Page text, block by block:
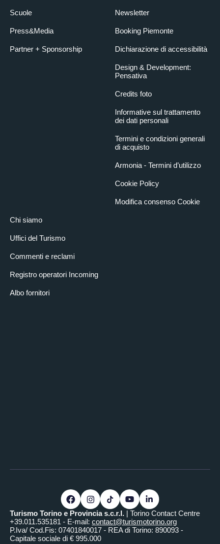
Scuole
Press&Media
Partner + Sponsorship
Chi siamo
Uffici del Turismo
Commenti e reclami
Registro operatori Incoming
Albo fornitori
Newsletter
Booking Piemonte
Dichiarazione di accessibilità
Design & Development:
Pensativa
Credits foto
Informative sul trattamento
dei dati personali
Termini e condizioni generali
di acquisto
Armonia - Termini d’utilizzo
Cookie Policy
Modifica consenso Cookie
Turismo Torino e Provincia s.c.r.l. | Torino Contact Centre
+39.011.535181 - E-mail: contact@turismotorino.org
P.Iva/ Cod.Fis: 07401840017 - REA di Torino: 890093 -
Capitale sociale di € 995.000